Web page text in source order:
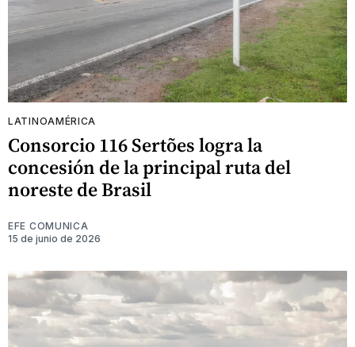
LATINOAMÉRICA
Consorcio 116 Sertões logra la
concesión de la principal ruta del
noreste de Brasil
EFE COMUNICA
15 de junio de 2026